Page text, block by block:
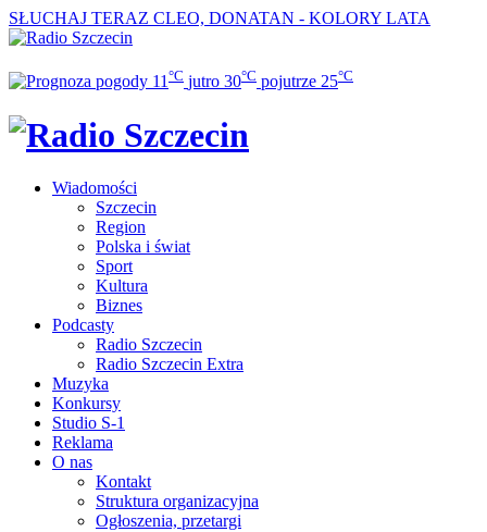
SŁUCHAJ TERAZ CLEO, DONATAN - KOLORY LATA
11 °C jutro 30°C pojutrze 25°C
Wiadomości
Szczecin
Region
Polska i świat
Sport
Kultura
Biznes
Podcasty
Radio Szczecin
Radio Szczecin Extra
Muzyka
Konkursy
Studio S-1
Reklama
O nas
Kontakt
Struktura organizacyjna
Ogłoszenia, przetargi